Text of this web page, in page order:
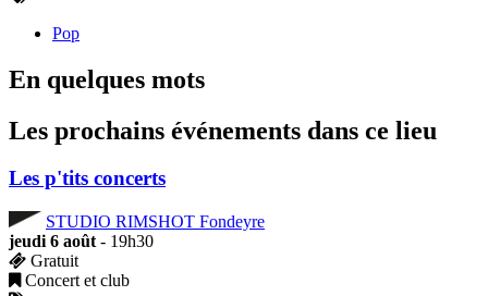
Pop
En quelques mots
Les prochains événements dans ce lieu
Les p'tits concerts
STUDIO RIMSHOT Fondeyre
jeudi 6 août - 19h30
Gratuit
Concert et club